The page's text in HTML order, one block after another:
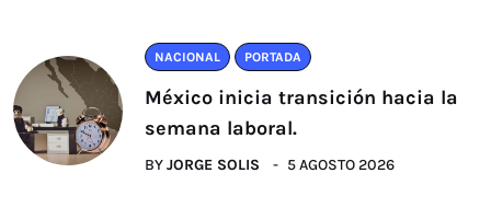
NACIONAL PORTADA
México inicia transición hacia la
semana laboral.
BYJORGE SOLIS 5 AGOSTO 2026